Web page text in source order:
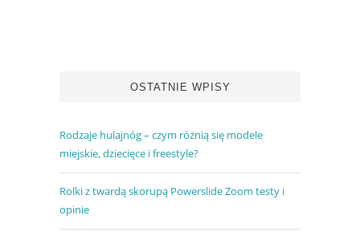
OSTATNIE WPISY
Rodzaje hulajnóg – czym różnią się modele
miejskie, dziecięce i freestyle?
Rolki z twardą skorupą Powerslide Zoom testy i
opinie